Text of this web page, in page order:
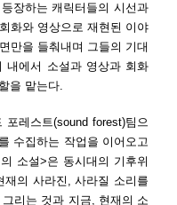
장하는 캐릭터들의 시선과
화와 영상으로 재현된 이야
만을 들춰내며 그들의 기대
내에서 소설과 영상과 회화
을 맡는다.
레스트(sound forest)팀으
수집하는 작업을 이어오고
소설>은 동시대의 기후위
의 사라진, 사라질 소리를
리는 것과 지금, 현재의 소